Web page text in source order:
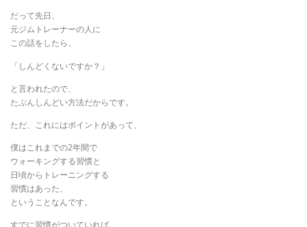
だって先日、
元ジムトレーナーの人に
この話をしたら、
「しんどくないですか？」
と言われたので、
たぶんしんどい方法だからです。
ただ、これにはポイントがあって、
僕はこれまでの2年間で
ウォーキングする習慣と
日頃からトレーニングする
習慣はあった、
ということなんです。
すでに習慣がついていれば、